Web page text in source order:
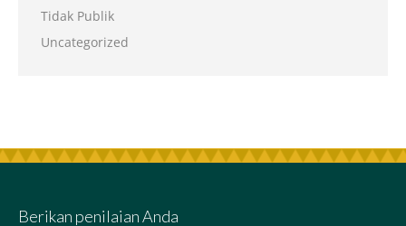
Tidak Publik
Uncategorized
Berikan penilaian Anda